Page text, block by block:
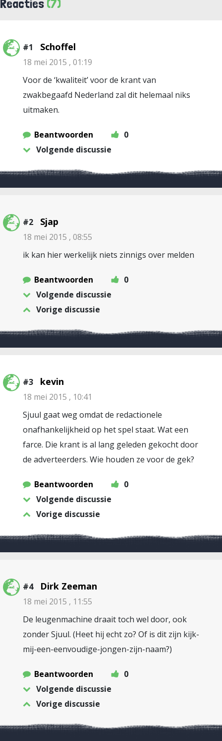
Reacties (7)
#1 Schoffel
18 mei 2015 , 01:19
Voor de ‘kwaliteit’ voor de krant van
zwakbegaafd Nederland zal dit helemaal niks
uitmaken.
Beantwoorden
0
Volgende discussie
#2 Sjap
18 mei 2015 , 08:55
ik kan hier werkelijk niets zinnigs over melden
Beantwoorden
0
Volgende discussie
Vorige discussie
#3 kevin
18 mei 2015 , 10:41
Sjuul gaat weg omdat de redactionele
onafhankelijkheid op het spel staat. Wat een
farce. Die krant is al lang geleden gekocht door
de adverteerders. Wie houden ze voor de gek?
Beantwoorden
0
Volgende discussie
Vorige discussie
#4 Dirk Zeeman
18 mei 2015 , 11:55
De leugenmachine draait toch wel door, ook
zonder Sjuul. (Heet hij echt zo? Of is dit zijn kijk-
mij-een-eenvoudige-jongen-zijn-naam?)
Beantwoorden
0
Volgende discussie
Vorige discussie